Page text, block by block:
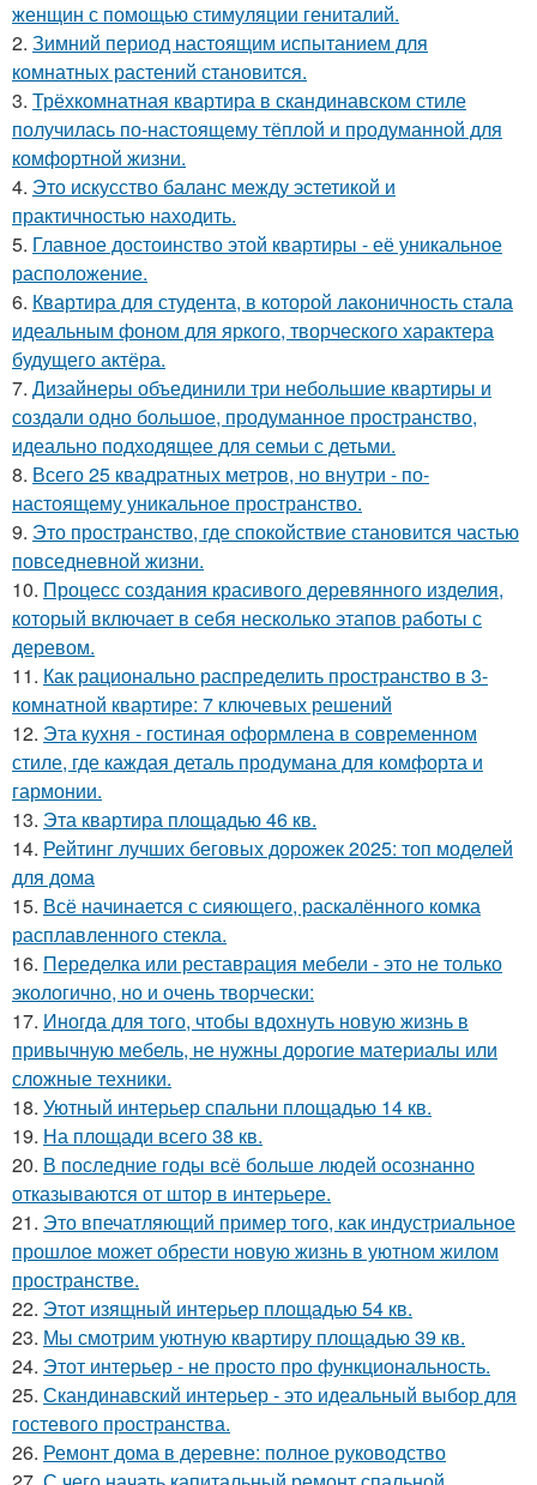
женщин с помощью стимуляции гениталий.
2. Зимний период настоящим испытанием для
комнатных растений становится.
3. Трёхкомнатная квартира в скандинавском стиле
получилась по-настоящему тёплой и продуманной для
комфортной жизни.
4. Это искусство баланс между эстетикой и
практичностью находить.
5. Главное достоинство этой квартиры - её уникальное
расположение.
6. Квартира для студента, в которой лаконичность стала
идеальным фоном для яркого, творческого характера
будущего актёра.
7. Дизайнеры объединили три небольшие квартиры и
создали одно большое, продуманное пространство,
идеально подходящее для семьи с детьми.
8. Всего 25 квадратных метров, но внутри - по-
настоящему уникальное пространство.
9. Это пространство, где спокойствие становится частью
повседневной жизни.
10. Процесс создания красивого деревянного изделия,
который включает в себя несколько этапов работы с
деревом.
11. Как рационально распределить пространство в 3-
комнатной квартире: 7 ключевых решений
12. Эта кухня - гостиная оформлена в современном
стиле, где каждая деталь продумана для комфорта и
гармонии.
13. Эта квартира площадью 46 кв.
14. Рейтинг лучших беговых дорожек 2025: топ моделей
для дома
15. Всё начинается с сияющего, раскалённого комка
расплавленного стекла.
16. Переделка или реставрация мебели - это не только
экологично, но и очень творчески:
17. Иногда для того, чтобы вдохнуть новую жизнь в
привычную мебель, не нужны дорогие материалы или
сложные техники.
18. Уютный интерьер спальни площадью 14 кв.
19. На площади всего 38 кв.
20. В последние годы всё больше людей осознанно
отказываются от штор в интерьере.
21. Это впечатляющий пример того, как индустриальное
прошлое может обрести новую жизнь в уютном жилом
пространстве.
22. Этот изящный интерьер площадью 54 кв.
23. Мы смотрим уютную квартиру площадью 39 кв.
24. Этот интерьер - не просто про функциональность.
25. Скандинавский интерьер - это идеальный выбор для
гостевого пространства.
26. Ремонт дома в деревне: полное руководство